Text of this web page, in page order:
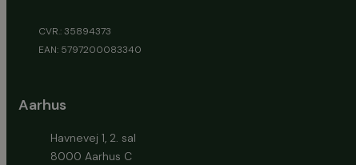
CVR.: 35894373
EAN: 5797200083340
Aarhus
Havnevej 1, 2. sal
8000 Aarhus C